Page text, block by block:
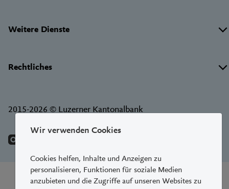
Wir verwenden Cookies
Cookies helfen, Inhalte und Anzeigen zu
personalisieren, Funktionen für soziale Medien
anzubieten und die Zugriffe auf unseren Websites zu
Weitere Dienste
Rechtliches
2015-2026 © Luzerner Kantonalbank